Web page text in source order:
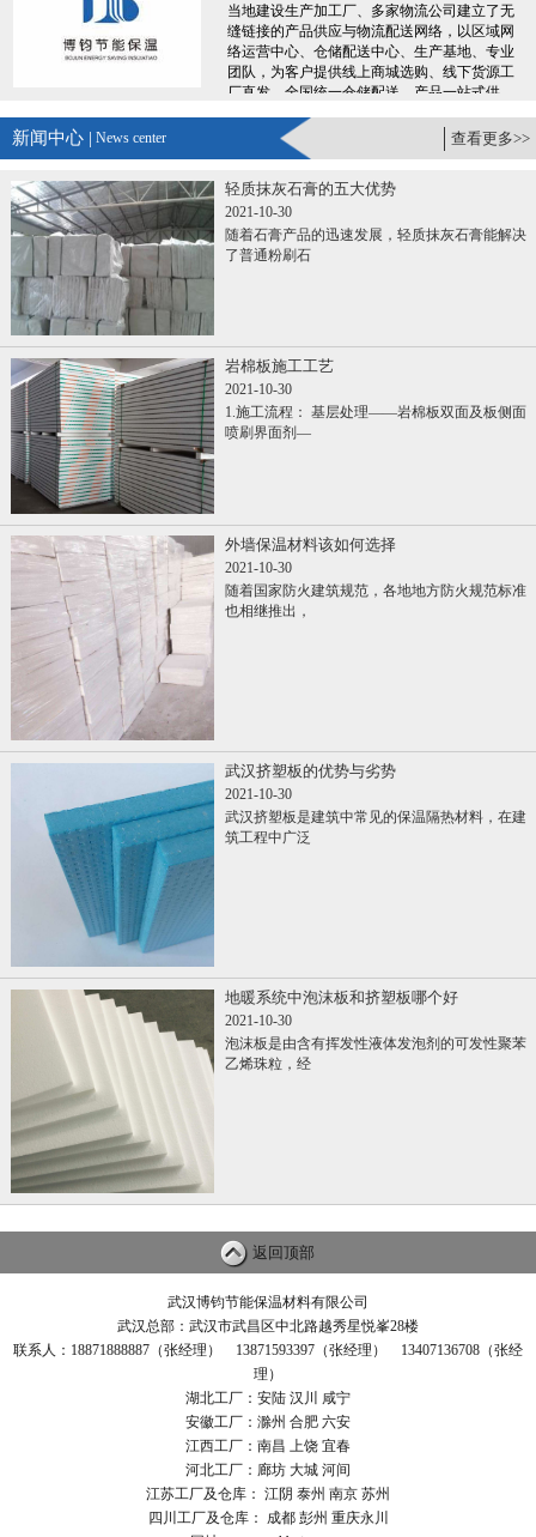
当地建设生产加工厂、多家物流公司建立了无
缝链接的产品供应与物流配送网络，以区域网
络运营中心、仓储配送中心、生产基地、专业
团队，为客户提供线上商城选购、线下货源工
厂直发、全国统一仓储配送、产品一站式供
务，让您采购时省时、省力、省钱、更省心。
新闻中心 | News center 查看更多>>
轻质抹灰石膏的五大优势
2021-10-30
随着石膏产品的迅速发展，轻质抹灰石膏能解决
了普通粉刷石
岩棉板施工工艺
2021-10-30
1.施工流程： 基层处理——岩棉板双面及板侧面
喷刷界面剂—
外墙保温材料该如何选择
2021-10-30
随着国家防火建筑规范，各地地方防火规范标准
也相继推出，
武汉挤塑板的优势与劣势
2021-10-30
武汉挤塑板是建筑中常见的保温隔热材料，在建
筑工程中广泛
地暖系统中泡沫板和挤塑板哪个好
2021-10-30
泡沫板是由含有挥发性液体发泡剂的可发性聚苯
乙烯珠粒，经
返回顶部
武汉博钧节能保温材料有限公司
武汉总部：武汉市武昌区中北路越秀星悦峯28楼
联系人：18871888887（张经理） 13871593397（张经理） 13407136708（张经
理）
湖北工厂：安陆 汉川 咸宁
安徽工厂：滁州 合肥 六安
江西工厂：南昌 上饶 宜春
河北工厂：廊坊 大城 河间
江苏工厂及仓库： 江阴 泰州 南京 苏州
四川工厂及仓库： 成都 彭州 重庆永川